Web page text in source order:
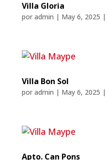
Villa Gloria
por admin | May 6, 2025 |
Villa Bon Sol
por admin | May 6, 2025 |
Apto. Can Pons